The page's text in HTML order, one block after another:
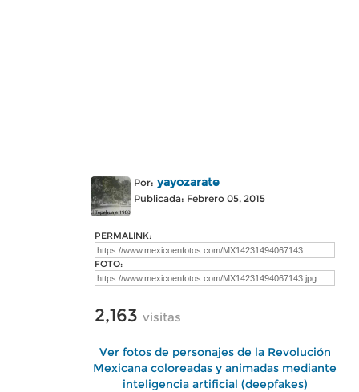
Por: yayozarate
Publicada: Febrero 05, 2015
PERMALINK:
FOTO:
2,163 visitas
Ver fotos de personajes de la Revolución
Mexicana coloreadas y animadas mediante
inteligencia artificial (deepfakes)